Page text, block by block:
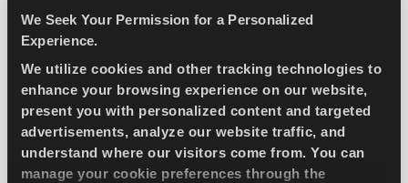
We Seek Your Permission for a Personalized
Experience.
We utilize cookies and other tracking technologies to
enhance your browsing experience on our website,
present you with personalized content and targeted
advertisements, analyze our website traffic, and
understand where our visitors come from. You can
manage your cookie preferences through the
PASSAGIER
LANGERE LAUFLEISTUNG
ENERGIEEFFIZIENZ